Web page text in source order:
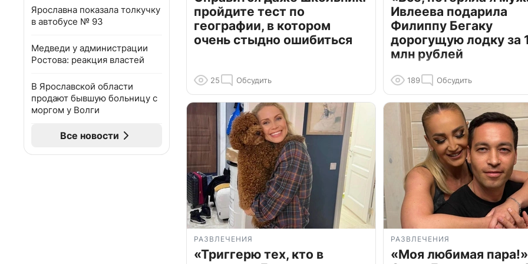
Ярославна показала толкучку
в автобусе № 93
Медведи у администрации
Ростова: реакция властей
В Ярославской области
продают бывшую больницу с
моргом у Волги
Все новости
пройдите тест по
географии, в котором
очень стыдно ошибиться
25 Обсудить
Ивлеева подарила
Филиппу Бегаку
дорогущую лодку за
млн рублей
189 Обсудить
РАЗВЛЕЧЕНИЯ
«Триггерю тех, кто в
РАЗВЛЕЧЕНИЯ
«Моя любимая